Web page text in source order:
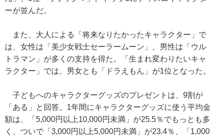
ーが並んだ。
また、大人による「将来なりたかったキャラクター」で
は、女性は「美少女戦士セーラームーン」、男性は「ウル
トラマン」が多くの支持を得た。「生まれ変わりたいキャ
ラクター」では、男女とも「ドラえもん」が1位となった。
子どもへのキャラクターグッズのプレゼントは、9割が
「ある」と回答。1年間にキャラクターグッズに使う平均金
額は、「5,000円以上10,000円未満」が25.5％でもっとも多
く、ついで「3,000円以上5,000円未満」が23.4％、「1,000